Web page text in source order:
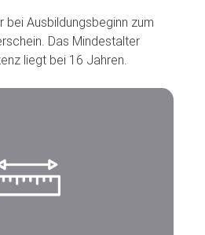
bei Ausbildungsbeginn zum
Das Mindestalter
liegt bei 16 Jahren.